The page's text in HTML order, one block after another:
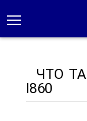
ЧТО
I860